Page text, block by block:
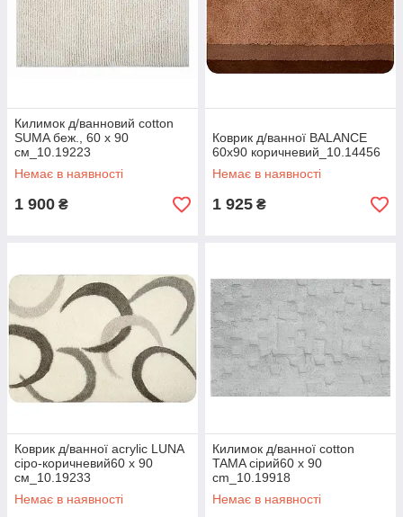
Килимок д/ванновий cotton
SUMA беж., 60 х 90
см_10.19223
Немає в наявності
1 900 ₴
Коврик д/ванної BALANCE
60х90 коричневий_10.14456
Немає в наявності
1 925 ₴
Коврик д/ванної acrylic LUNA
сіро-коричневий60 х 90
см_10.19233
Немає в наявності
Килимок д/ванної cotton
TAMA сірий60 x 90
cm_10.19918
Немає в наявності